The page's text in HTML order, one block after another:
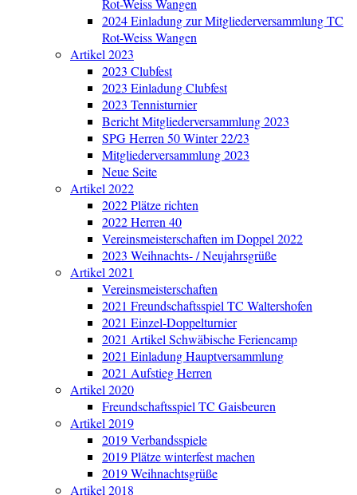
Rot-Weiss Wangen
2024 Einladung zur Mitgliederversammlung TC
Rot-Weiss Wangen
Artikel 2023
2023 Clubfest
2023 Einladung Clubfest
2023 Tennisturnier
Bericht Mitgliederversammlung 2023
SPG Herren 50 Winter 22/23
Mitgliederversammlung 2023
Neue Seite
Artikel 2022
2022 Plätze richten
2022 Herren 40
Vereinsmeisterschaften im Doppel 2022
2023 Weihnachts- / Neujahrsgrüße
Artikel 2021
Vereinsmeisterschaften
2021 Freundschaftsspiel TC Waltershofen
2021 Einzel-Doppelturnier
2021 Artikel Schwäbische Feriencamp
2021 Einladung Hauptversammlung
2021 Aufstieg Herren
Artikel 2020
Freundschaftsspiel TC Gaisbeuren
Artikel 2019
2019 Verbandsspiele
2019 Plätze winterfest machen
2019 Weihnachtsgrüße
Artikel 2018